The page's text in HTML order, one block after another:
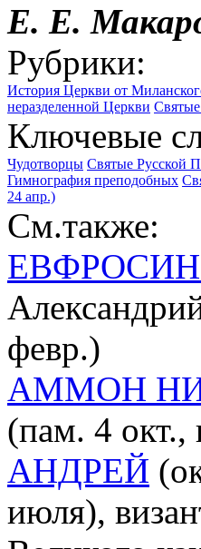
Е. Е.
Рубрики:
История Церкви от
неразделенной Церкви
Ключевые
Чудотворцы Святые Русской
Гимнография преподобных
24 апр.)
См.также:
февр.)
АММОН
(пам. 4 окт.,
АНДРЕЙ
июля),